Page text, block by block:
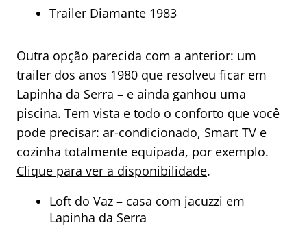
Trailer Diamante 1983
Outra opção parecida com a anterior: um
trailer dos anos 1980 que resolveu ficar em
Lapinha da Serra – e ainda ganhou uma
piscina. Tem vista e todo o conforto que você
pode precisar: ar-condicionado, Smart TV e
cozinha totalmente equipada, por exemplo.
Clique para ver a disponibilidade.
Loft do Vaz – casa com jacuzzi em
Lapinha da Serra